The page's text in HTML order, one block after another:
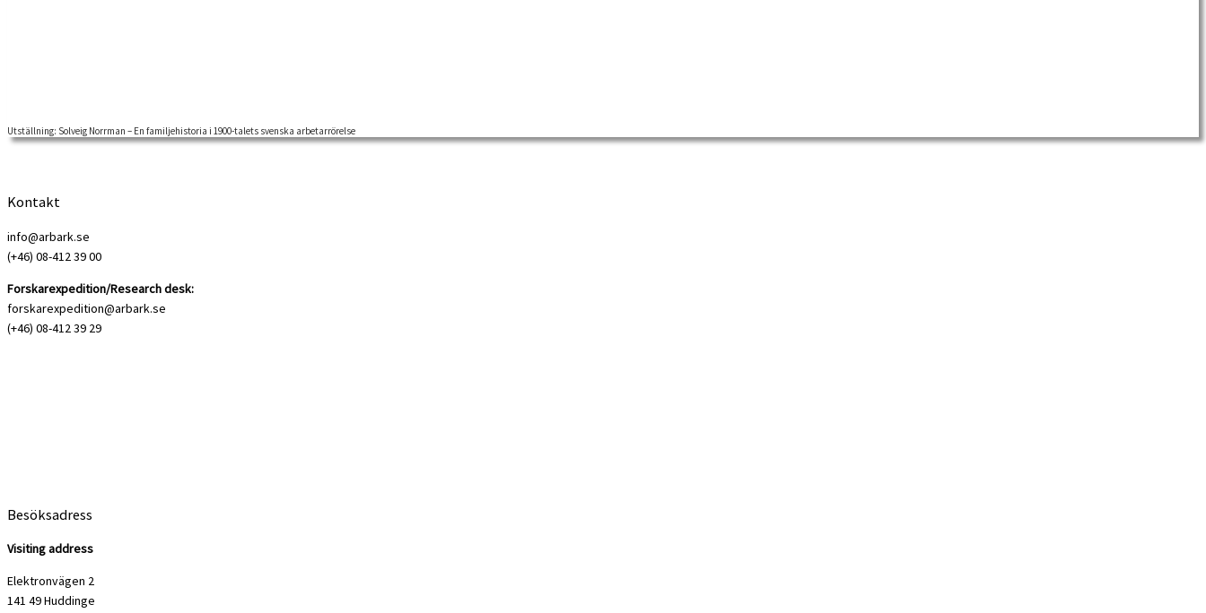
Välkomna till pressvisning och fika tillsammans med konstnären Solveig Norrman. Tid: Torsdag 26 september kl […]
Utställning: Solveig Norrman – En familjehistoria i 1900-talets svenska arbetarrörelse
Kontakt
info@arbark.se
(+46) 08-412 39 00
Forskarexpedition/Research desk:
forskarexpedition@arbark.se
(+46) 08-412 39 29
Besöksadress
Visiting address
Elektronvägen 2
141 49 Huddinge